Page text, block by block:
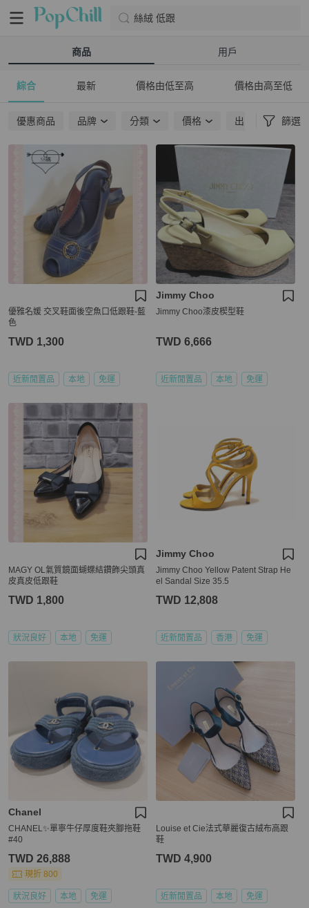
絲絨 低跟
商品 用戶
綜合 最新 價格由低至高 價格由高至低
優惠商品 品牌 分類 價格 出貨地點 篩選
優雅名媛 交叉鞋面後空魚口低跟鞋-藍
色
TWD 1,300
近新閒置品 本地 免運
Jimmy Choo
Jimmy Choo漆皮楔型鞋
TWD 6,666
近新閒置品 本地 免運
MAGY OL氣質鏡面蝴蝶結鑽飾尖頭真
皮真皮低跟鞋
TWD 1,800
狀況良好 本地 免運
Jimmy Choo
Jimmy Choo Yellow Patent Strap He
el Sandal Size 35.5
TWD 12,808
近新閒置品 香港 免運
Chanel
CHANEL✨單寧牛仔厚度鞋夾腳拖鞋
#40
TWD 26,888
現折 800
狀況良好 本地 免運
Louise et Cie法式華麗復古絨布高跟
鞋
TWD 4,900
近新閒置品 本地 免運